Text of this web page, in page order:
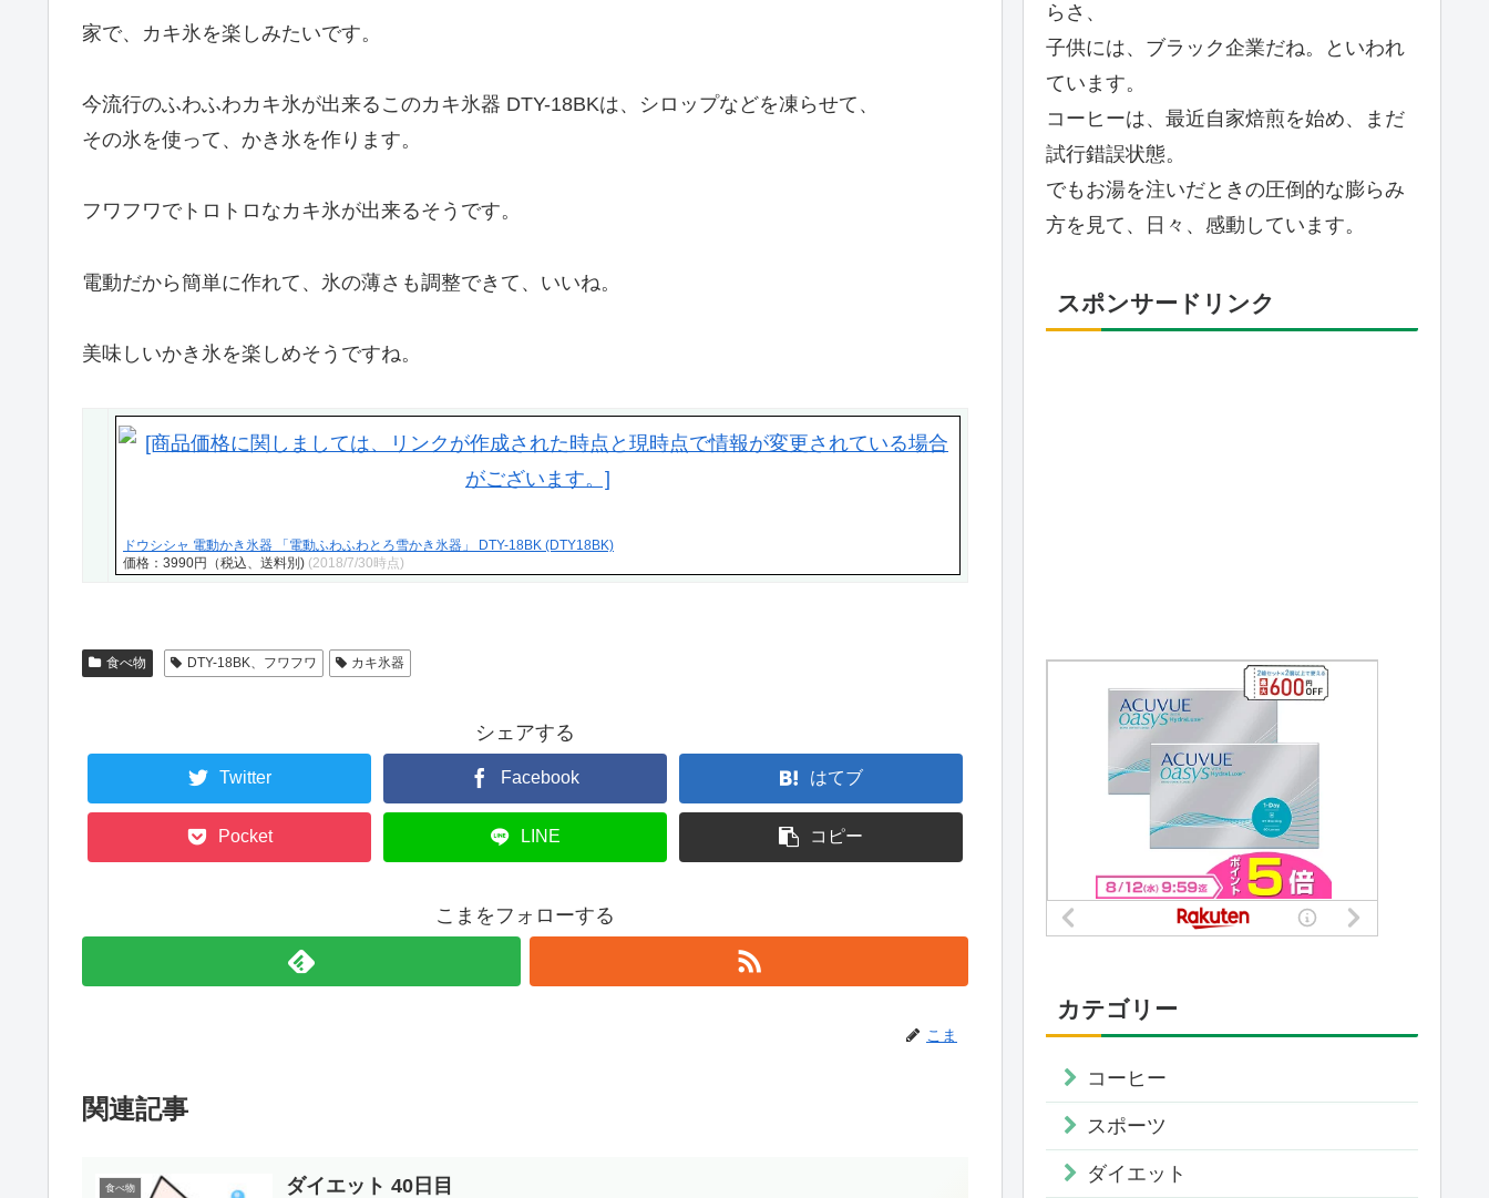
家で、カキ氷を楽しみたいです。
今流行のふわふわカキ氷が出来るこのカキ氷器 DTY-18BKは、シロップなどを凍らせて、
その氷を使って、かき氷を作ります。
フワフワでトロトロなカキ氷が出来るそうです。
電動だから簡単に作れて、氷の薄さも調整できて、いいね。
美味しいかき氷を楽しめそうですね。
ドウシシャ 電動かき氷器 「電動ふわふわとろ雪かき氷器」 DTY-18BK (DTY18BK)
価格：3990円（税込、送料別) (2018/7/30時点)
食べ物 DTY-18BK、フワフワ カキ氷器
シェアする
Twitter Facebook はてブ
Pocket LINE コピー
こまをフォローする
こま
関連記事
食べ物 ダイエット 40日目
らさ、
子供には、ブラック企業だね。といわれ
ています。
コーヒーは、最近自家焙煎を始め、まだ
試行錯誤状態。
でもお湯を注いだときの圧倒的な膨らみ
方を見て、日々、感動しています。
スポンサードリンク
カテゴリー
コーヒー
スポーツ
ダイエット